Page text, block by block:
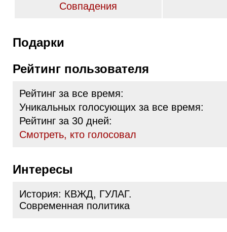
Совпадения
Подарки
Рейтинг пользователя
Рейтинг за все время:
Уникальных голосующих за все время:
Рейтинг за 30 дней:
Cмотреть, кто голосовал
Интересы
История: КВЖД, ГУЛАГ.
Современная политика